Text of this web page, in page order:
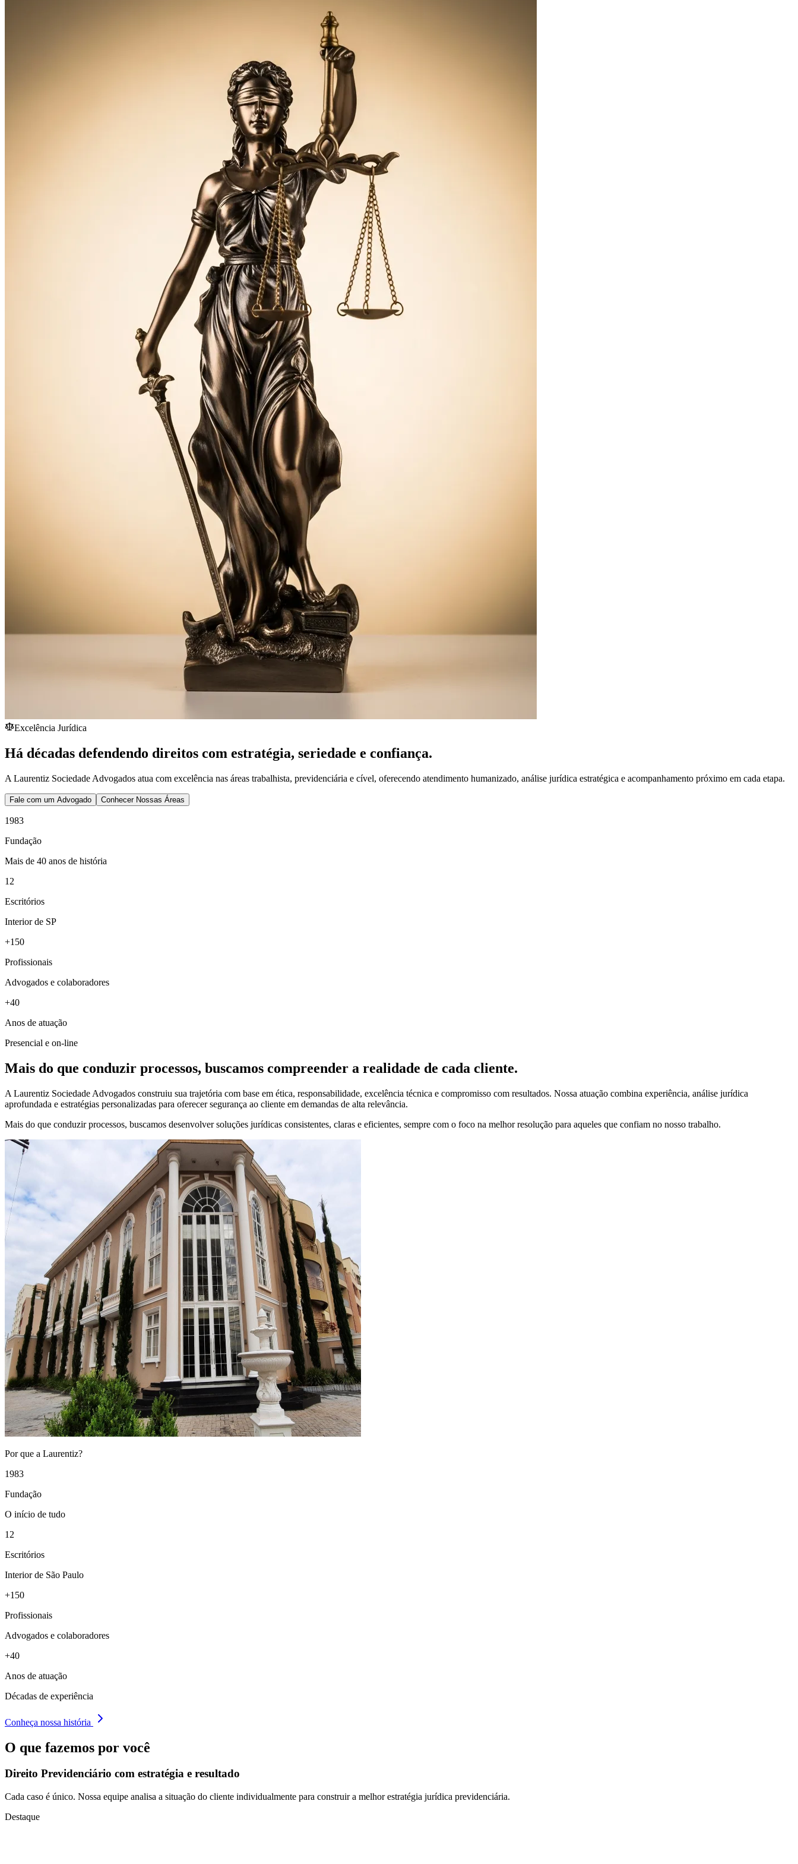
Excelência Jurídica
Há décadas defendendo direitos com estratégia, seriedade e confiança.
A Laurentiz Sociedade Advogados atua com excelência nas áreas trabalhista, previdenciária e cível, oferecendo atendimento humanizado, análise jurídica estratégica e acompanhamento próximo em cada etapa.
Fale com um Advogado Conhecer Nossas Áreas
1983
Fundação
Mais de 40 anos de história
12
Escritórios
Interior de SP
+150
Profissionais
Advogados e colaboradores
+40
Anos de atuação
Presencial e on-line
Mais do que conduzir processos, buscamos compreender a realidade de cada cliente.
A Laurentiz Sociedade Advogados construiu sua trajetória com base em ética, responsabilidade, excelência técnica e compromisso com resultados. Nossa atuação combina experiência, análise jurídica
aprofundada e estratégias personalizadas para oferecer segurança ao cliente em demandas de alta relevância.
Mais do que conduzir processos, buscamos desenvolver soluções jurídicas consistentes, claras e eficientes, sempre com o foco na melhor resolução para aqueles que confiam no nosso trabalho.
Por que a Laurentiz?
1983
Fundação
O início de tudo
12
Escritórios
Interior de São Paulo
+150
Profissionais
Advogados e colaboradores
+40
Anos de atuação
Décadas de experiência
Conheça nossa história
O que fazemos por você
Direito Previdenciário com estratégia e resultado
Cada caso é único. Nossa equipe analisa a situação do cliente individualmente para construir a melhor estratégia jurídica previdenciária.
Destaque